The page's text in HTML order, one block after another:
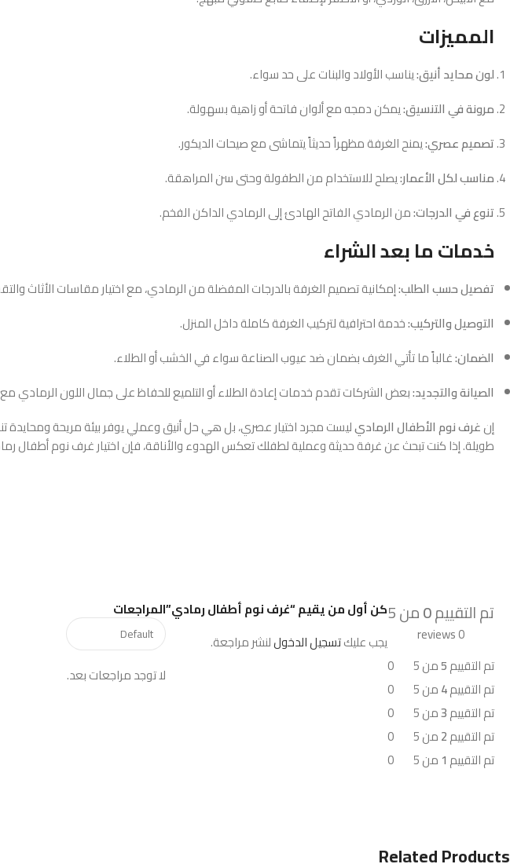
المميزات
لون محايد أنيق:يناسب الأولاد والبنات على حد سواء.
مرونة في التنسيق:يمكن دمجه مع ألوان فاتحة أو زاهية بسهولة.
تصميم عصري:يمنح الغرفة مظهراً حديثاً يتماشى مع صيحات الديكور.
مناسب لكل الأعمار:يصلح للاستخدام من الطفولة وحتى سن المراهقة.
تنوع في الدرجات:من الرمادي الفاتح الهادئ إلى الرمادي الداكن الفخم.
خدمات ما بعد الشراء
تفصيل حسب الطلب:إمكانية تصميم الغرفة بالدرجات المفضلة من الرمادي، مع اختيار مقاسات الأثاث
التوصيل والتركيب:خدمة احترافية لتركيب الغرفة كاملة داخل المنزل.
الضمان:غالباً ما تأتي الغرف بضمان ضد عيوب الصناعة سواء في الخشب أو الطلاء.
الصيانة والتجديد:بعض الشركات تقدم خدمات إعادة الطلاء أو التلميع للحفاظ على جمال اللون الرمادي
إنغرف نوم الأطفال الرماديليست مجرد اختيار عصري، بل هي حل أنيق وعملي يوفر بيئة مريحة ومحايدة
طويلة. إذا كنت تبحث عن غرفة حديثة وعملية لطفلك تعكس الهدوء والأناقة، فإن اختيار غرف نوم أطفال
تم التقييم0من 5
0 reviews
تم التقييم5من 5
0
تم التقييم4من 5
0
تم التقييم3من 5
0
تم التقييم2من 5
0
تم التقييم 1 من 5 0
المراجعات
لا توجد مراجعات بعد.
كن أول من يقيم “غرف نوم أطفال رمادي”
يجب عليكتسجيل الدخوللنشر مراجعة.
Related Products